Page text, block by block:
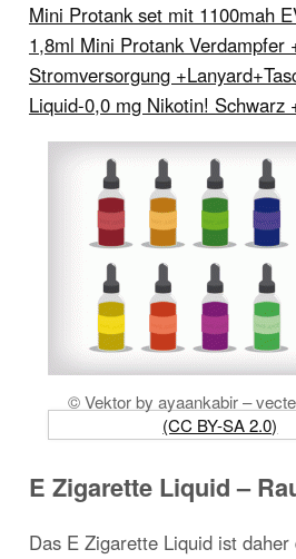
Mini Protank set mit 1100mah
1,8ml Mini Protank Verdampfer
Stromversorgung
Liquid-0,0 mg Nikotin! Schwarz
© Vektor by ayaankabir –
(CC BY-SA 2.0)
E Zigarette Liquid –
Das E Zigarette Liquid ist daher